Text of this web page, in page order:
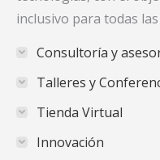
inclusivo para todas
Consultoría y
Talleres y
Tienda Virtual
Innovación